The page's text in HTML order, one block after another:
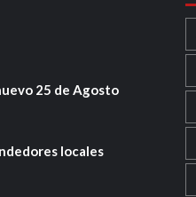
25 de Agosto
locales